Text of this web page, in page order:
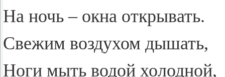
На ночь – окна от­кры­вать.
Све­жим воз­ду­хом ды­шать,
Ноги мыть водой хо­лод­ной,